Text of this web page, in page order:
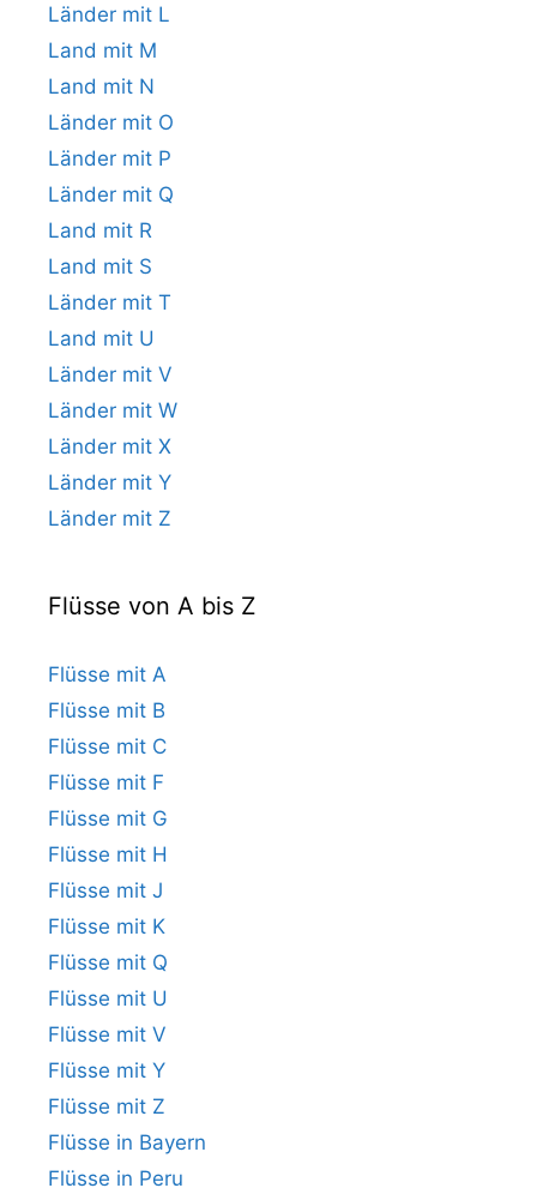
Länder mit L
Land mit M
Land mit N
Länder mit O
Länder mit P
Länder mit Q
Land mit R
Land mit S
Länder mit T
Land mit U
Länder mit V
Länder mit W
Länder mit X
Länder mit Y
Länder mit Z
Flüsse von A bis Z
Flüsse mit A
Flüsse mit B
Flüsse mit C
Flüsse mit F
Flüsse mit G
Flüsse mit H
Flüsse mit J
Flüsse mit K
Flüsse mit Q
Flüsse mit U
Flüsse mit V
Flüsse mit Y
Flüsse mit Z
Flüsse in Bayern
Flüsse in Peru